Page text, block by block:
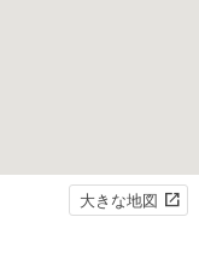
大きな地図